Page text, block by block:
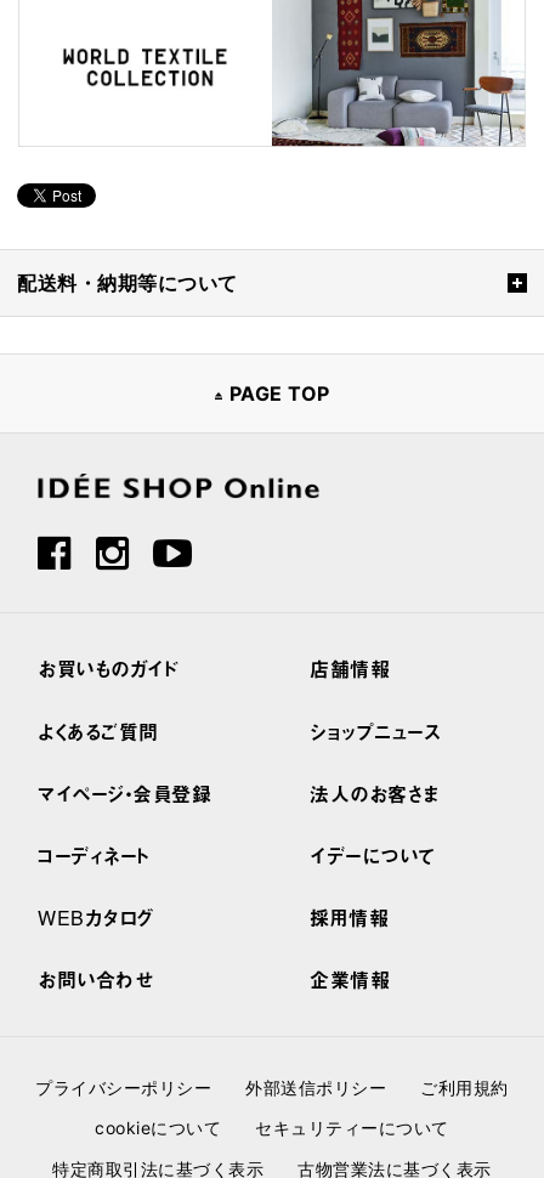
配送料・納期等について
PAGE TOP
お買いものガイド
よくあるご質問
マイページ・会員登録
コーディネート
WEBカタログ
お問い合わせ
店舗情報
ショップニュース
法人のお客さま
イデーについて
採用情報
企業情報
プライバシーポリシー 外部送信ポリシー
ご利用規約
cookieについて
セキュリティーについて
特定商取引法に基づく表示
古物営業法に基づく表示